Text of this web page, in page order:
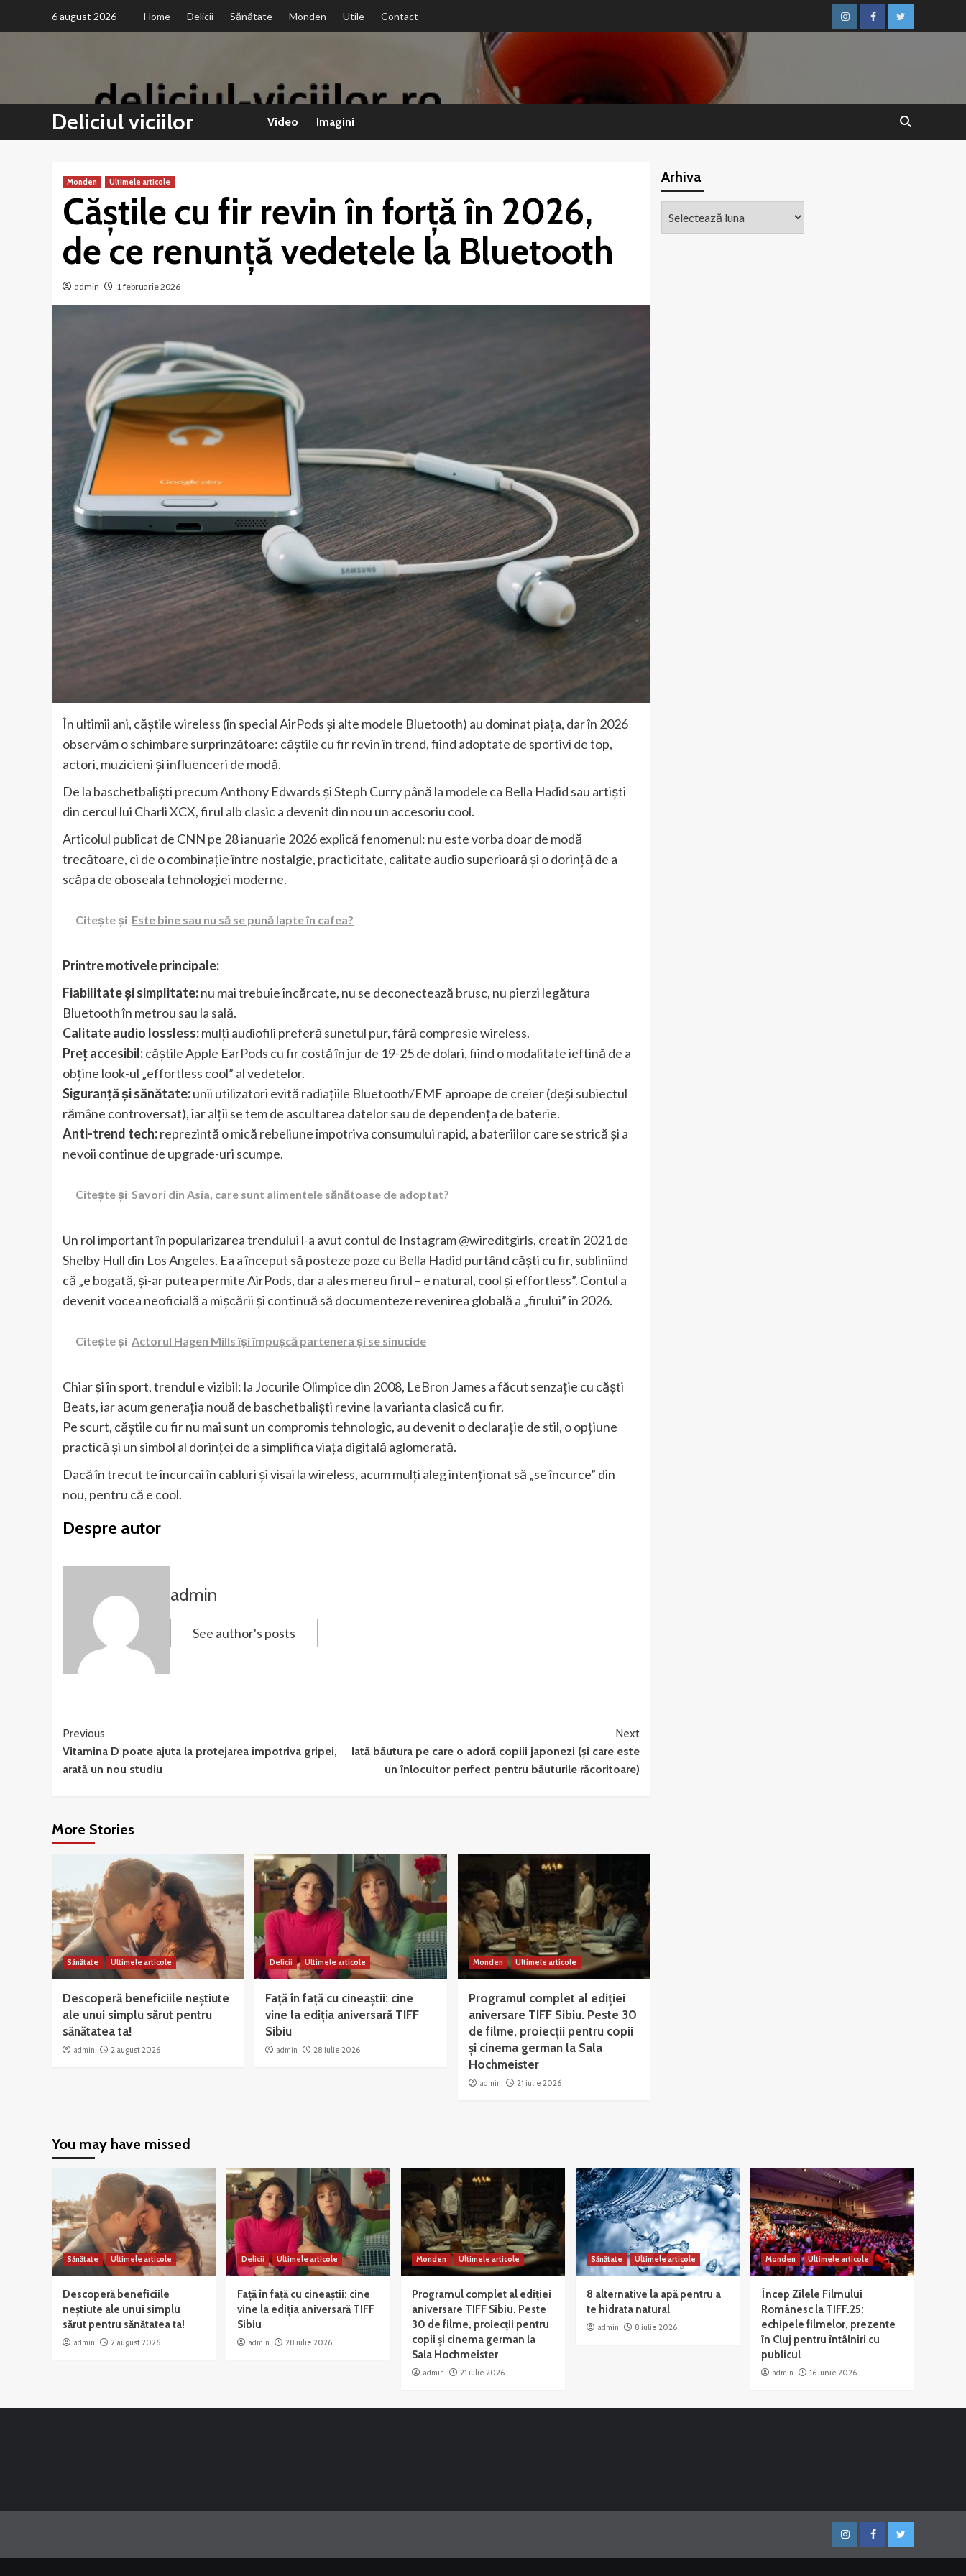
InstagramFacebookTwitter
6 august 2026 Home Delicii Sănătate Monden Utile Contact
Deliciul viciilor Video Imagini
Monden Ultimele articole
Căștile cu fir revin în forță în 2026,
de ce renunță vedetele la Bluetooth
admin 1 februarie 2026
În ultimii ani, căștile wireless (în special AirPods și alte modele Bluetooth) au dominat piața, dar în 2026
observăm o schimbare surprinzătoare: căștile cu fir revin în trend, fiind adoptate de sportivi de top,
actori, muzicieni și influenceri de modă.
De la baschetbaliști precum Anthony Edwards și Steph Curry până la modele ca Bella Hadid sau artiști
din cercul lui Charli XCX, firul alb clasic a devenit din nou un accesoriu cool.
Articolul publicat de CNN pe 28 ianuarie 2026 explică fenomenul: nu este vorba doar de modă
trecătoare, ci de o combinație între nostalgie, practicitate, calitate audio superioară și o dorință de a
scăpa de oboseala tehnologiei moderne.
Citește și Este bine sau nu să se pună lapte în cafea?
Printre motivele principale:
Fiabilitate și simplitate:nu mai trebuie încărcate, nu se deconectează brusc, nu pierzi legătura
Bluetooth în metrou sau la sală.
Calitate audio lossless:mulți audiofili preferă sunetul pur, fără compresie wireless.
Preț accesibil:căștile Apple EarPods cu fir costă în jur de 19-25 de dolari, fiind o modalitate ieftină de a
obține look-ul „effortless cool” al vedetelor.
Siguranță și sănătate:unii utilizatori evită radiațiile Bluetooth/EMF aproape de creier (deși subiectul
rămâne controversat), iar alții se tem de ascultarea datelor sau de dependența de baterie.
Anti-trend tech:reprezintă o mică rebeliune împotriva consumului rapid, a bateriilor care se strică și a
nevoii continue de upgrade-uri scumpe.
Citește și Savori din Asia, care sunt alimentele sănătoase de adoptat?
Un rol important în popularizarea trendului l-a avut contul de Instagram @wireditgirls, creat în 2021 de
Shelby Hull din Los Angeles. Ea a început să posteze poze cu Bella Hadid purtând căști cu fir, subliniind
că „e bogată, și-ar putea permite AirPods, dar a ales mereu firul – e natural, cool și effortless”. Contul a
devenit vocea neoficială a mișcării și continuă să documenteze revenirea globală a „firului” în 2026.
Citește și Actorul Hagen Mills își împușcă partenera și se sinucide
Chiar și în sport, trendul e vizibil: la Jocurile Olimpice din 2008, LeBron James a făcut senzație cu căști
Beats, iar acum generația nouă de baschetbaliști revine la varianta clasică cu fir.
Pe scurt, căștile cu fir nu mai sunt un compromis tehnologic, au devenit o declarație de stil, o opțiune
practică și un simbol al dorinței de a simplifica viața digitală aglomerată.
Dacă în trecut te încurcai în cabluri și visai la wireless, acum mulți aleg intenționat să „se încurce” din
nou, pentru că e cool.
Despre autor
admin
See author's posts
Continue
Reading
Previous
Vitamina D poate ajuta la protejarea împotriva gripei,
arată un nou studiu
Next
Iată băutura pe care o adoră copiii japonezi (și care este
un înlocuitor perfect pentru băuturile răcoritoare)
More Stories
Sănătate Ultimele articole
Descoperă beneficiile neștiute
ale unui simplu sărut pentru
sănătatea ta!
admin 2 august 2026
Delicii Ultimele articole
Față în față cu cineaștii: cine
vine la ediția aniversară TIFF
Sibiu
admin 28 iulie 2026
Monden Ultimele articole
Programul complet al ediției
aniversare TIFF Sibiu. Peste 30
de filme, proiecții pentru copii
și cinema german la Sala
Hochmeister
admin 21 iulie 2026
Arhiva
You may have missed
Sănătate Ultimele articole
Descoperă beneficiile
neștiute ale unui simplu
sărut pentru sănătatea ta!
admin 2 august 2026
Delicii Ultimele articole
Față în față cu cineaștii: cine
vine la ediția aniversară TIFF
Sibiu
admin 28 iulie 2026
Monden Ultimele articole
Programul complet al ediției
aniversare TIFF Sibiu. Peste
30 de filme, proiecții pentru
copii și cinema german la
Sala Hochmeister
admin 21 iulie 2026
Sănătate Ultimele articole
8 alternative la apă pentru a
te hidrata natural
admin 8 iulie 2026
Monden Ultimele articole
Încep Zilele Filmului
Românesc la TIFF.25:
echipele filmelor, prezente
în Cluj pentru întâlniri cu
publicul
admin 16 iunie 2026
InstagramFacebookTwitter